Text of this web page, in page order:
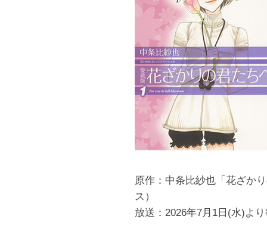
原作：中条比紗也「花ざか
ス）
放送：2026年7月1日(水)よ